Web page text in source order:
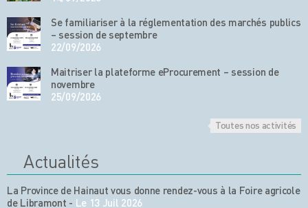
Se familiariser à la réglementation des marchés publics
– session de septembre
22/09/2026
Maitriser la plateforme eProcurement – session de
novembre
25/09/2026
Toutes nos activités
Actualités
La Province de Hainaut vous donne rendez-vous à la Foire agricole
de Libramont - Le 13 Juil 2026